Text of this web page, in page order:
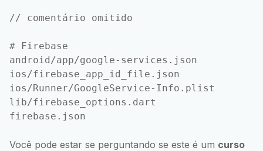
// comentário omitido
# Firebase
android/app/google-services.json
ios/firebase_app_id_file.json
ios/Runner/GoogleService-Info.plist
lib/firebase_options.dart
Você pode estar se perguntando se este é um curso